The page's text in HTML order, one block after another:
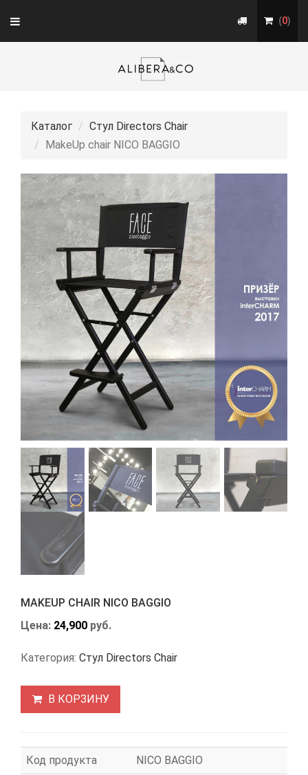
Toggle
navigation
(0)
Каталог
Стул Directors Chair
MakeUp chair NICO BAGGIO
MAKEUP CHAIR NICO BAGGIO
Цена: 24,900 руб.
Категория: Стул Directors Chair
В КОРЗИНУ
Код продукта NICO BAGGIO